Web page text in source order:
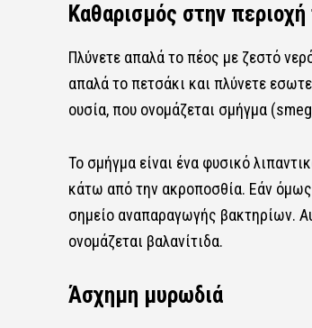
Καθαρισμός στην
Πλύνετε απαλά το πέος με ζεστό
απαλά το πετσάκι και πλύνετε
ουσία, που ονομάζεται σμήγμα
Το σμήγμα είναι ένα φυσικό
κάτω από την ακροποσθία. Εάν όμως
σημείο αναπαραγωγής βακτηρίων.
ονομάζεται βαλανίτιδα.
Άσχημη μυρωδιά